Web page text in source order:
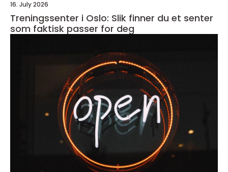
16. July 2026
Treningssenter i Oslo: Slik finner du et senter
som faktisk passer for deg